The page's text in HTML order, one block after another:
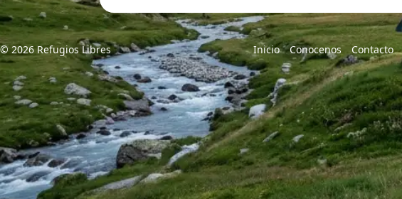
© 2026 Refugios Libres Inicio Conocenos Contacto